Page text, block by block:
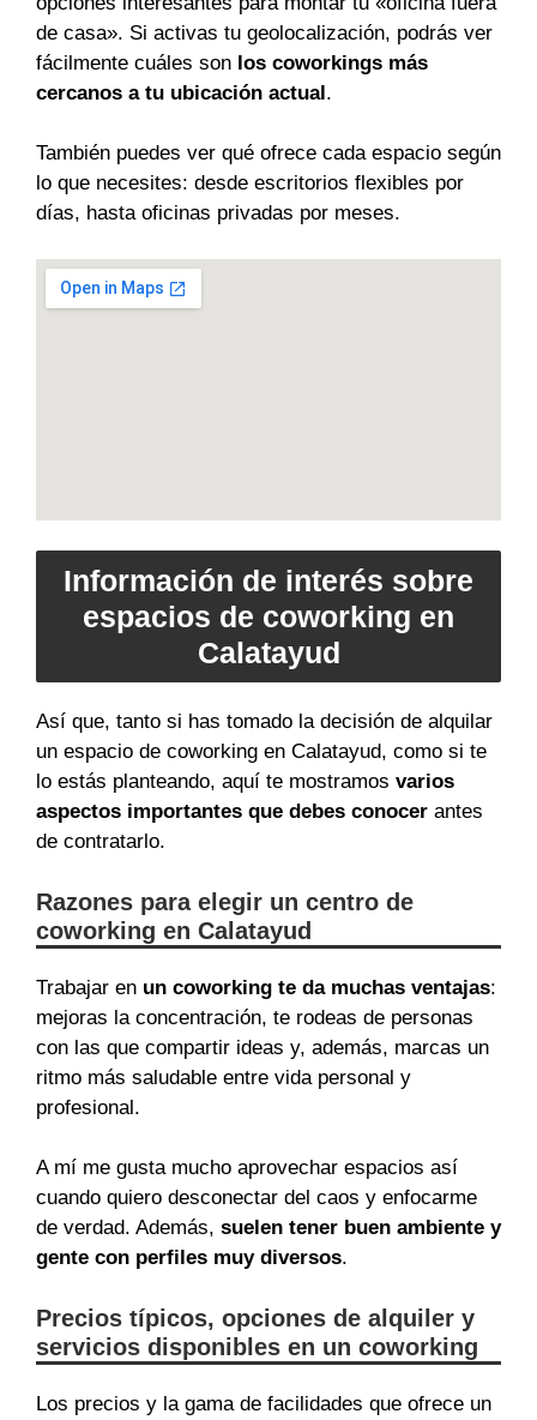
de casa». Si activas tu geolocalización, podrás ver
fácilmente cuáles son los coworkings más
cercanos a tu ubicación actual.
También puedes ver qué ofrece cada espacio según
lo que necesites: desde escritorios flexibles por
días, hasta oficinas privadas por meses.
Información de interés sobre
espacios de coworking en
Calatayud
Así que, tanto si has tomado la decisión de alquilar
un espacio de coworking en Calatayud, como si te
lo estás planteando, aquí te mostramos varios
aspectos importantes que debes conocer antes
de contratarlo.
Razones para elegir un centro de
coworking en Calatayud
Trabajar en un coworking te da muchas ventajas:
mejoras la concentración, te rodeas de personas
con las que compartir ideas y, además, marcas un
ritmo más saludable entre vida personal y
profesional.
A mí me gusta mucho aprovechar espacios así
cuando quiero desconectar del caos y enfocarme
de verdad. Además, suelen tener buen ambiente y
gente con perfiles muy diversos.
Precios típicos, opciones de alquiler y
servicios disponibles en un coworking
Los precios y la gama de facilidades que ofrece un